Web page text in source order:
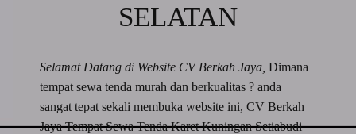
SELATAN
Selamat Datang di Website CV Berkah Jaya,Dimana
tempat sewa tenda murah dan berkualitas ? anda
sangat tepat sekali membuka website ini, CV Berkah
Jaya Tempat Sewa Tenda Karet Kuningan Setiabudi